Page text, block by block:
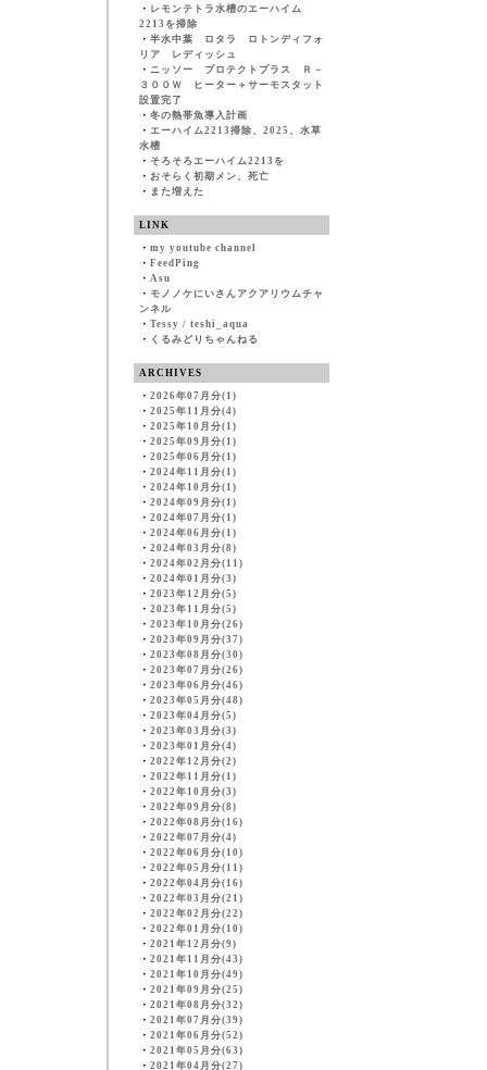
・ レモンテトラ水槽のエーハイム
2213を掃除
・ 半水中葉 ロタラ ロトンディフォ
リア レディッシュ
・ ニッソー プロテクトプラス Ｒ－
３００Ｗ ヒーター＋サーモスタット
設置完了
・ 冬の熱帯魚導入計画
・ エーハイム2213掃除、2025、水草
水槽
・ そろそろエーハイム2213を
・ おそらく初期メン、死亡
・ また増えた
LINK
・ my youtube channel
・ FeedPing
・ Asu
・ モノノケにいさんアクアリウムチャ
ンネル
・ Tessy / teshi_aqua
・ くるみどりちゃんねる
ARCHIVES
・ 2026年07月分(1)
・ 2025年11月分(4)
・ 2025年10月分(1)
・ 2025年09月分(1)
・ 2025年06月分(1)
・ 2024年11月分(1)
・ 2024年10月分(1)
・ 2024年09月分(1)
・ 2024年07月分(1)
・ 2024年06月分(1)
・ 2024年03月分(8)
・ 2024年02月分(11)
・ 2024年01月分(3)
・ 2023年12月分(5)
・ 2023年11月分(5)
・ 2023年10月分(26)
・ 2023年09月分(37)
・ 2023年08月分(30)
・ 2023年07月分(26)
・ 2023年06月分(46)
・ 2023年05月分(48)
・ 2023年04月分(5)
・ 2023年03月分(3)
・ 2023年01月分(4)
・ 2022年12月分(2)
・ 2022年11月分(1)
・ 2022年10月分(3)
・ 2022年09月分(8)
・ 2022年08月分(16)
・ 2022年07月分(4)
・ 2022年06月分(10)
・ 2022年05月分(11)
・ 2022年04月分(16)
・ 2022年03月分(21)
・ 2022年02月分(22)
・ 2022年01月分(10)
・ 2021年12月分(9)
・ 2021年11月分(43)
・ 2021年10月分(49)
・ 2021年09月分(25)
・ 2021年08月分(32)
・ 2021年07月分(39)
・ 2021年06月分(52)
・ 2021年05月分(63)
・ 2021年04月分(27)